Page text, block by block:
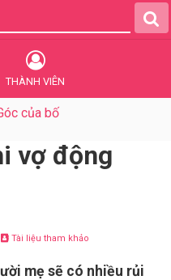
THÀNH VIÊN
của bố
vợ động
Tài liệu tham khảo
mẹ sẽ có nhiều rủi